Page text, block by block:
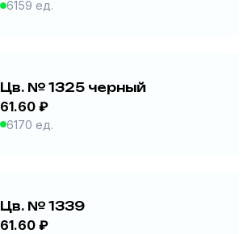
6159 ед.
Цв. № 1325 черный
61.60 ₽
6170 ед.
Цв. № 1339
61.60 ₽